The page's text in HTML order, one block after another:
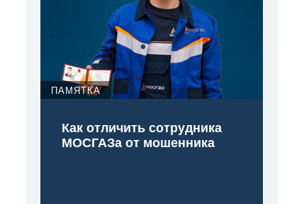
ПАМЯТКА
Как отличить сотрудника
МОСГАЗа от мошенника